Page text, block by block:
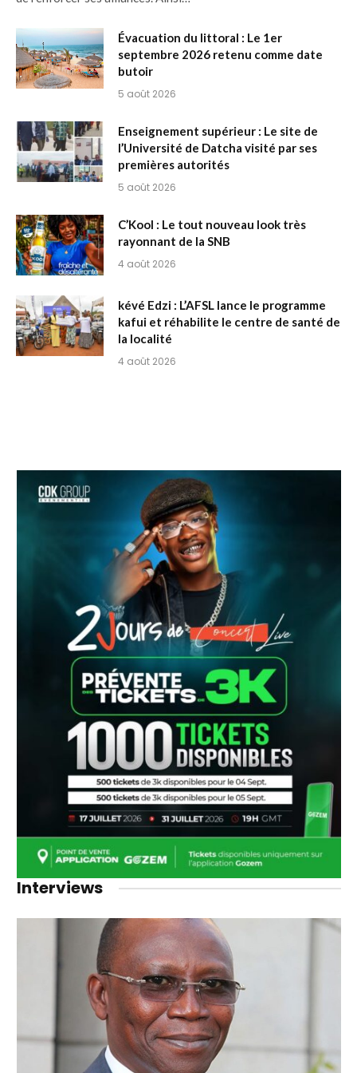
Évacuation du littoral : Le 1er
septembre 2026 retenu comme date
butoir
5 août 2026
Enseignement supérieur : Le site de
l’Université de Datcha visité par ses
premières autorités
5 août 2026
C’Kool : Le tout nouveau look très
rayonnant de la SNB
4 août 2026
kévé Edzi : L’AFSL lance le programme
kafui et réhabilite le centre de santé de
la localité
4 août 2026
Interviews